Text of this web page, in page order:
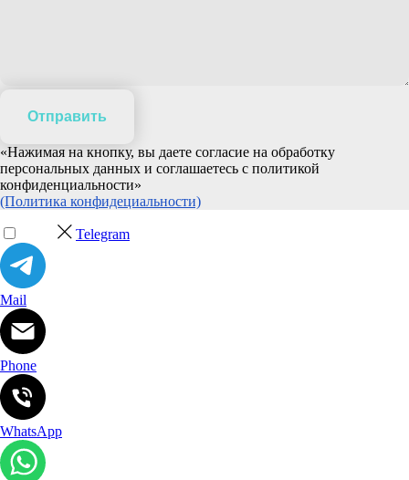
Отправить
«Нажимая на кнопку, вы даете согласие на обработку
персональных данных и соглашаетесь c политикой
конфиденциальности»
(Политика конфидециальности)
Telegram
Mail
Phone
WhatsApp